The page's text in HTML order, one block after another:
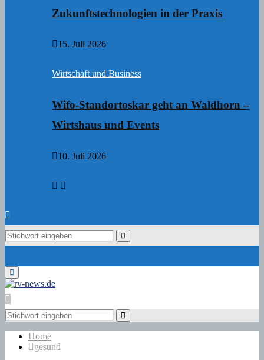
Zukunftstechnologien in der Praxis
15. Juli 2026
Wirtschaft und Business
Wifo-Standortoskar geht an Waldhorn –
Wirtshaus und Events
10. Juli 2026
Search
Search
Primary
Menu
Search
for:
Search
Home
gesund